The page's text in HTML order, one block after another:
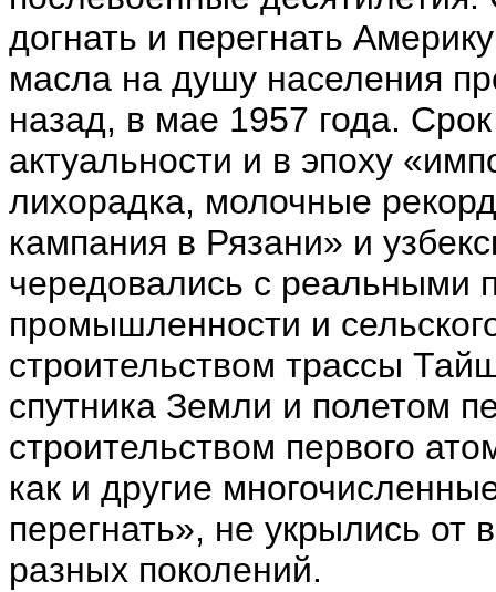
догнать и перегнать
масла на душу населения
назад, в мае 1957 года.
актуальности и в эпоху
лихорадка, молочные
кампания в Рязани» и
чередовались с реальными
промышленности и
строительством трассы
спутника Земли и полетом
строительством первого
как и другие
перегнать», не укрылись от
разных поколений.